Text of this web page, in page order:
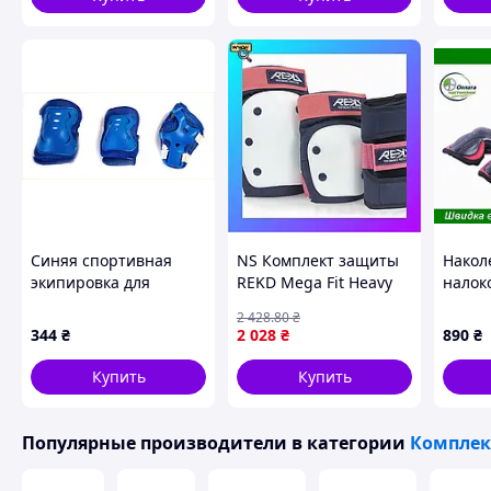
Синяя спортивная
экипировка для
148982K2X
344 ₴
Купить
NS Комплект защиты
REKD Mega Fit Heavy
Nes22/Q
2 028 ₴
2 428.80₴
Купить
для
шт
для
890 ₴
Популярные производители в категории